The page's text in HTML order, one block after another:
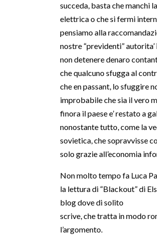
succeda, basta che manchi
elettrica o che si fermi
pensiamo alla
nostre “previdenti”
non detenere denaro
che qualcuno sfugga al
che en passant, lo sfuggire
improbabile che sia il vero
finora il paese e’ restato a
nonostante tutto, come la
sovietica, che sopravvisse
solo grazie all’economia
Non molto tempo fa Luca
la lettura di “Blackout” di
blog dove di solito
scrive, che tratta in modo
l’argomento.